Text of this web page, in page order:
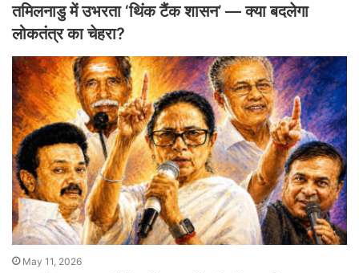
तमिलनाडु में उभरता ‘थिंक टैंक शासन’ — क्या बदलेगा
लोकतंत्र का चेहरा?
May 11, 2026